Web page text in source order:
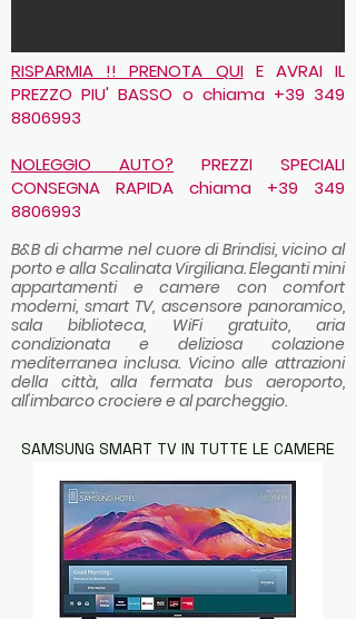
RISPARMIA !! PRENOTA QUIE AVRAI IL
PREZZO PIU' BASSO o chiama +39 349
8806993
NOLEGGIO AUTO? PREZZI SPECIALI
CONSEGNA RAPIDA chiama +39 349
8806993
B&B di charme nel cuore di Brindisi, vicino al
porto e alla Scalinata Virgiliana. Eleganti mini
appartamenti e camere con comfort
moderni, smart TV, ascensore panoramico,
sala biblioteca, WiFi gratuito, aria
condizionata e deliziosa colazione
mediterranea inclusa. Vicino alle attrazioni
della città, alla fermata bus aeroporto,
all'imbarco crociere e al parcheggio.
SAMSUNG SMART TV IN TUTTE LE CAMERE